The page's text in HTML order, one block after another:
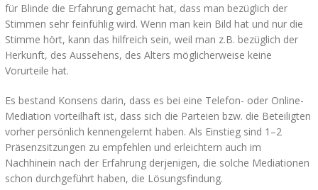
für Blinde die Erfahrung gemacht hat, dass man bezüglich der
Stimmen sehr feinfühlig wird. Wenn man kein Bild hat und nur die
Stimme hört, kann das hilfreich sein, weil man z.B. bezüglich der
Herkunft, des Aussehens, des Alters möglicherweise keine
Vorurteile hat.
Es bestand Konsens darin, dass es bei eine Telefon- oder Online-
Mediation vorteilhaft ist, dass sich die Parteien bzw. die Beteiligten
vorher persönlich kennengelernt haben. Als Einstieg sind 1–2
Präsenzsitzungen zu empfehlen und erleichtern auch im
Nachhinein nach der Erfahrung derjenigen, die solche Mediationen
schon durchgeführt haben, die Lösungsfindung.